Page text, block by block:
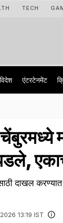
TECH
विदेश एंटरटेनमेंट
दाखल
13:19 IST